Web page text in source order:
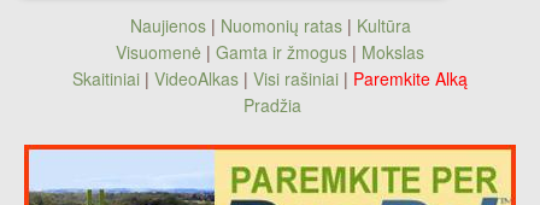
Naujienos| Nuomonių ratas| Kultūra
Visuomenė | Gamta ir žmogus | Mokslas
Skaitiniai | VideoAlkas | Visi rašiniai | Paremkite Alką
Pradžia